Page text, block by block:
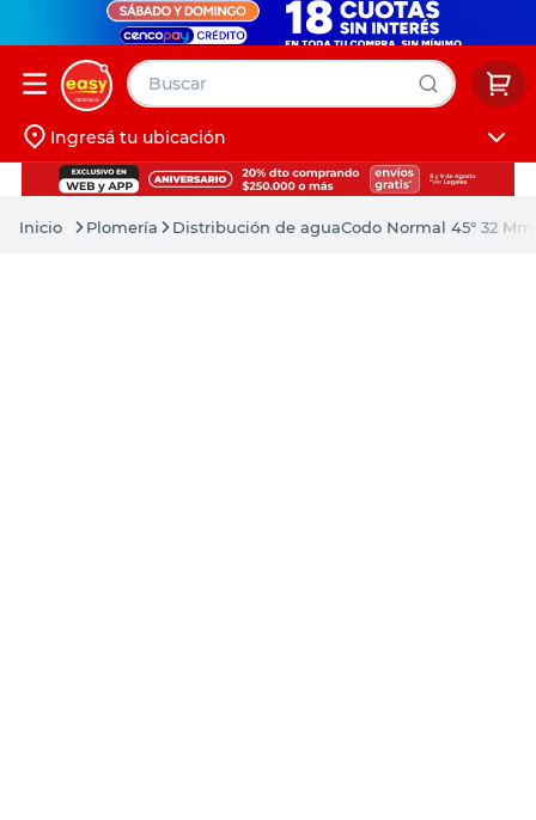
Buscar
Iniciá sesión
Ingresá tu ubicación
Plomería Distribución de aguaCodo Normal 45° 32
muebles
pintura
escritorio